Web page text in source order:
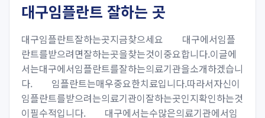
대구임플란트 잘하는 곳
대구임플란트잘하는곳지금찾으세요 대구에서임플
란트를받으려면잘하는곳을찾는것이중요합니다.이글에
서는대구에서임플란트를잘하는의료기관을소개하겠습니
다. 임플란트는매우중요한치료입니다.따라서자신이
임플란트를받으려는의료기관이잘하는곳인지확인하는것
이필수적입니다. 대구에서는수많은의료기관에서임